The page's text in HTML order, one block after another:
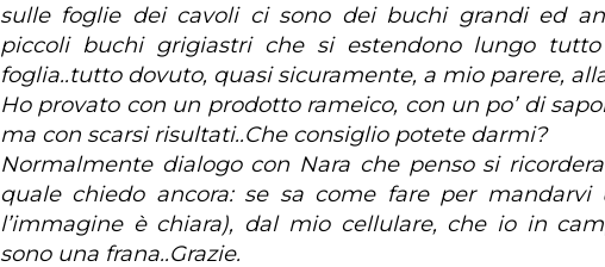
sulle foglie dei cavoli ci sono dei buchi grandi ed
piccoli buchi grigiastri che si estendono lungo
foglia..tutto dovuto, quasi sicuramente, a mio parere,
Ho provato con un prodotto rameico, con un po’ di
ma con scarsi risultati..Che consiglio potete darmi?
Normalmente dialogo con Nara che penso si
quale chiedo ancora: se sa come fare per mandarvi
l’immagine è chiara), dal mio cellulare, che io in
sono una frana..Grazie.